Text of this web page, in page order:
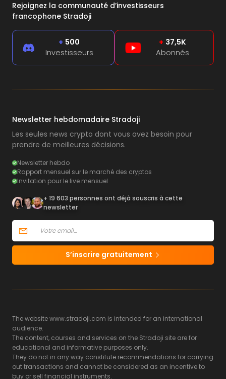
Rejoignez la communauté d’investisseurs
francophone Stradoji
+ 500
Investisseurs
+ 37,5K
Abonnés
Newsletter hebdomadaire Stradoji
Les seules news crypto dont vous avez besoin pour
prendre de meilleures décisions.
Newsletter hebdo
Rapport mensuel sur le marché des cryptos
Invitation pour le live mensuel
+ 19 603 personnes ont déjà souscris à cette
newsletter
S’inscrire gratuitement
The website www.stradoji.com is intended for an international
audience.
The content, courses and services on the Stradoji site are for
educational and informative purposes only.
They do not in any way constitute recommendations for carrying
out transactions and cannot be considered as an incentive to
buy or sell financial instruments.